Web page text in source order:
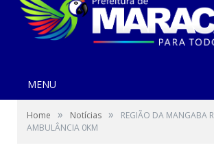
MENU
Home » Notícias »
REGIÃO DA MANGABA
AMBULÂNCIA 0KM